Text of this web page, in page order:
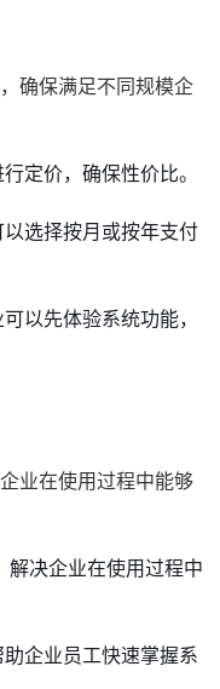
确保满足不同规模企
定价，确保性价比。
选择按月或按年支付
以先体验系统功能，
业在使用过程中能够
解决企业在使用过程中
企业员工快速掌握系